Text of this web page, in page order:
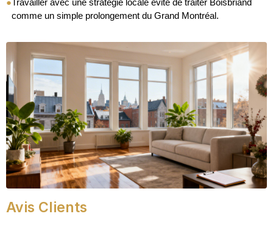
● Travailler avec une stratégie locale évite de traiter Boisbriand
comme un simple prolongement du Grand Montréal.
Avis Clients